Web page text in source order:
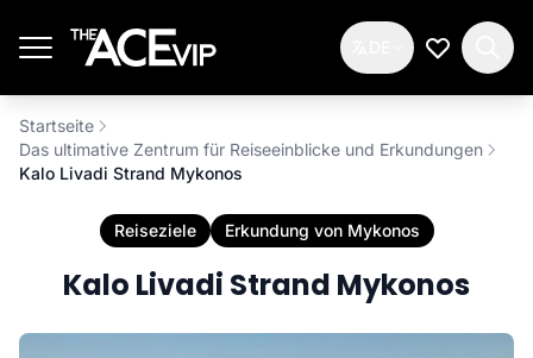
Meine
Startseite
Das ultimative Zentrum für Reiseeinblicke und Erkundungen
Kalo Livadi Strand Mykonos
Reiseziele Erkundung von Mykonos
Kalo Livadi Strand Mykonos